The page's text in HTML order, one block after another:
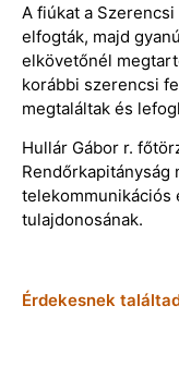
A fiúkat a
elfogták, majd
elkövetőnél
korábbi szerencsi
megtaláltak és
Hullár Gábor r.
Rendőrkapitányság
telekommunikációs
tulajdonosának.
Érdekesnek